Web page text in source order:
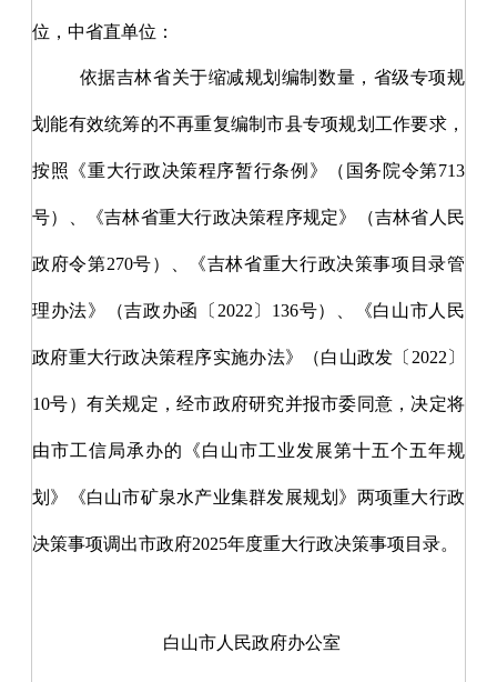
位，中省直单位：
依据吉林省关于缩减规划编制数量，省级专项规
划能有效统筹的不再重复编制市县专项规划工作要求，
按照 《重大行政决策程序暂行条例》（国务院令第713
号）、《吉林省重大行政决策程序规定》（吉林省人民
政府令第270号）、《吉林省重大行政决策事项目录管
理办法》（吉政办函〔 2022 〕 136号）、《白山市人民
政府重大行政决策程序实施办法》（白山政发〔 2022 〕
10号）有关规定，经市政府研究并报市委同意，决定将
由市工信局承办的 《白山市工业发展第十五个五年规
划》《白山市矿泉水产业集群发展规划》 两项重大行政
决策事项调出市政府2025年度重大行政决策事项目录。
白山市人民政府办公室